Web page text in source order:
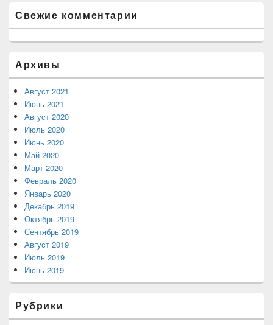
Свежие комментарии
Архивы
Август 2021
Июнь 2021
Август 2020
Июль 2020
Июнь 2020
Май 2020
Март 2020
Февраль 2020
Январь 2020
Декабрь 2019
Октябрь 2019
Сентябрь 2019
Август 2019
Июль 2019
Июнь 2019
Рубрики